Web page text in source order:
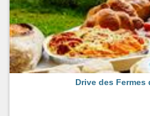
Drive des Fermes